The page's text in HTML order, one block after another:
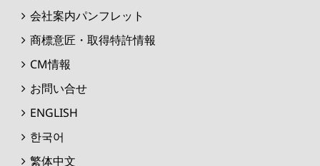
会社案内パンフレット
商標意匠・取得特許情報
CM情報
お問い合せ
ENGLISH
한국어
繁体中文